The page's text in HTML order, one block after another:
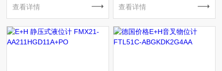
查看详情 查看详情